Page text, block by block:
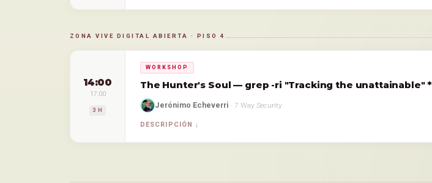
ZONA VIVE DIGITAL ABIERTA · PISO 4
14:00
17:00
3 H
WORKSHOP
The Hunter's Soul — grep -ri "Tracking the unattainable" *
Jerónimo Echeverri · 7 Way Security
DESCRIPCIÓN